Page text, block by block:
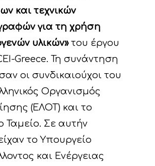
και τεχνικών
για τη χρήση
υλικών»του έργου
Greece. Τη συνάντηση
οι συνδικαιούχοι του
Οργανισμός
(ΕΛΟΤ) και το
Ταμείο. Σε αυτήν
το Υπουργείο
και Ενέργειας